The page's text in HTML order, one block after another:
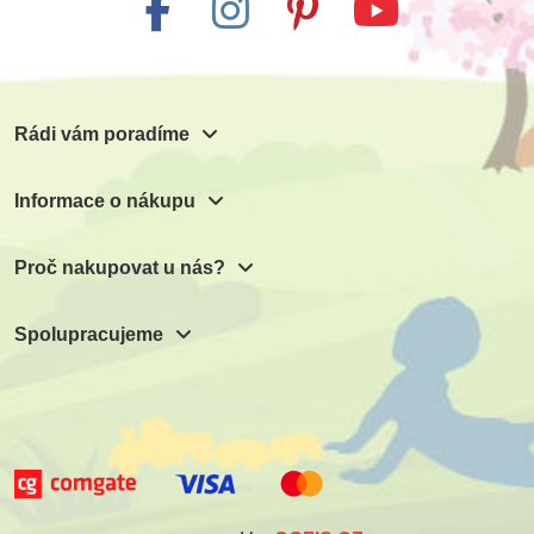
Rádi vám poradíme
Informace o nákupu
Proč nakupovat u nás?
Spolupracujeme